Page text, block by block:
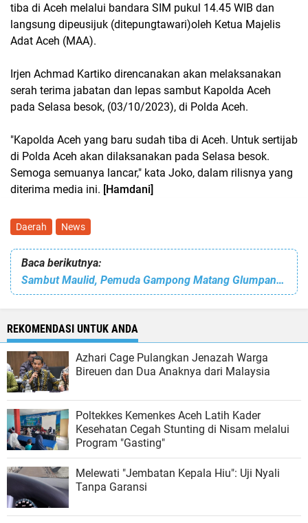
tiba di Aceh melalui bandara SIM pukul 14.45 WIB dan
langsung dipeusijuk (ditepungtawari)oleh Ketua Majelis
Adat Aceh (MAA).
Irjen Achmad Kartiko direncanakan akan melaksanakan
serah terima jabatan dan lepas sambut Kapolda Aceh
pada Selasa besok, (03/10/2023), di Polda Aceh.
"Kapolda Aceh yang baru sudah tiba di Aceh. Untuk sertijab
di Polda Aceh akan dilaksanakan pada Selasa besok.
Semoga semuanya lancar," kata Joko, dalam rilisnya yang
diterima media ini. [Hamdani]
Daerah News
Baca berikutnya:
Sambut Maulid, Pemuda Gampong Matang Glumpang Dua Meunasah Dayah Adakan Aneka Lomba
REKOMENDASI UNTUK ANDA
Azhari Cage Pulangkan Jenazah Warga
Bireuen dan Dua Anaknya dari Malaysia
Poltekkes Kemenkes Aceh Latih Kader
Kesehatan Cegah Stunting di Nisam melalui
Program "Gasting"
Melewati "Jembatan Kepala Hiu": Uji Nyali
Tanpa Garansi